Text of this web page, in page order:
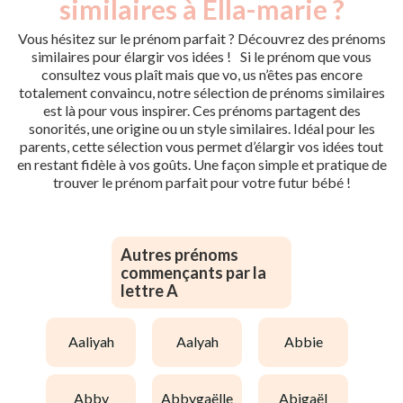
similaires à Ella-marie ?
Vous hésitez sur le prénom parfait ? Découvrez des prénoms
similaires pour élargir vos idées ! Si le prénom que vous
consultez vous plaît mais que vo, us n’êtes pas encore
totalement convaincu, notre sélection de prénoms similaires
est là pour vous inspirer. Ces prénoms partagent des
sonorités, une origine ou un style similaires. Idéal pour les
parents, cette sélection vous permet d’élargir vos idées tout
en restant fidèle à vos goûts. Une façon simple et pratique de
trouver le prénom parfait pour votre futur bébé !
Autres prénoms
commençants par la
lettre A
aaliyah aalyah abbie
abby abbygaëlle abigaël